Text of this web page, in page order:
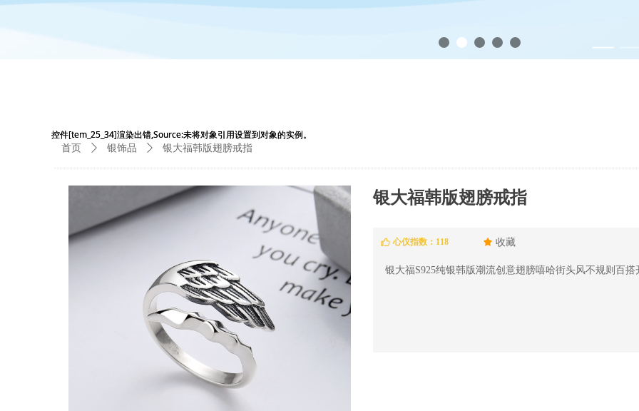
首页 ꄲ 银饰品 ꄲ 银大福韩版翅膀戒指
银大福韩版翅膀戒指
ꀧ 心仪指数： 118 끄 收藏
银大福S925纯银韩版潮流创意翅膀嘻哈街头风不规则百搭
控件[tem_25_34]渲染出错,Source:未将对象引用设置到对象的实例。
控件[tem_25_34]渲染出错,Source:未将对象引用设置到对象的实例。